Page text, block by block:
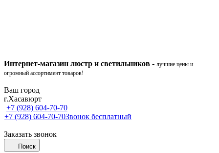
Интернет-магазин люстр и светильников - лучшие цены и
огромный ассортимент товаров!
Ваш город
г.Хасавюрт
+7 (928) 604-70-70
+7 (928) 604-70-70Звонок бесплатный
Заказать звонок
Поиск